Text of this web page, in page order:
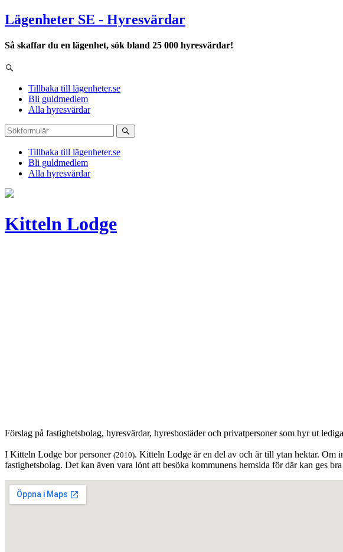
Lägenheter SE - Hyresvärdar
Så skaffar du en lägenhet, sök bland 25 000 hyresvärdar!
Tillbaka till lägenheter.se
Bli guldmedlem
Alla hyresvärdar
Tillbaka till lägenheter.se
Bli guldmedlem
Alla hyresvärdar
Kitteln Lodge
Förslag på fastighetsbolag, hyresvärdar, hyresbostäder och privatpersoner som hyr ut
I Kitteln Lodge bor personer (2010). Kitteln Lodge är en del av och är till ytan hektar. Om
fastighetsbolag. Det kan även vara lönt att besöka kommunens hemsida för där kan ges